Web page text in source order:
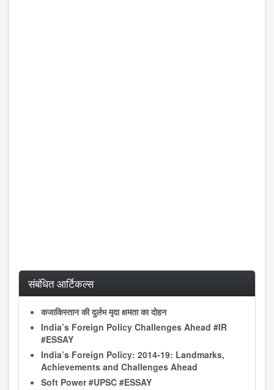
संबंधित आर्टिकल्स
कजाकिस्तान की दुर्लभ मृदा क्षमता का दोहन
India’s Foreign Policy Challenges Ahead #IR
#ESSAY
India’s Foreign Policy: 2014-19: Landmarks,
Achievements and Challenges Ahead
Soft Power #UPSC #ESSAY